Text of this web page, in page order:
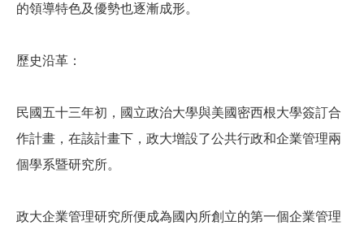
的領導特色及優勢也逐漸成形。
歷史沿革：
民國五十三年初，國立政治大學與美國密西根大學簽訂合
作計畫，在該計畫下，政大增設了公共行政和企業管理兩
個學系暨研究所。
政大企業管理研究所便成為國內所創立的第一個企業管理